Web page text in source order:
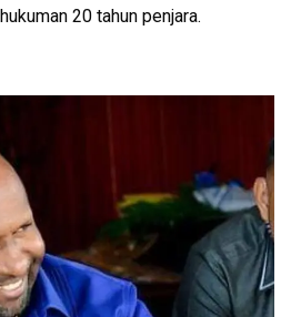
20 tahun penjara.